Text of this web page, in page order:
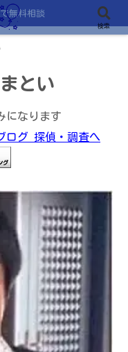
無料相談
とい
になります
検索